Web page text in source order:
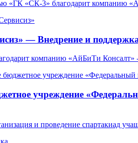
«ГК «СК-3» благодарит компанию
— Внедрение и
компанию «АйБиТи
учреждение
и проведение спартакиад